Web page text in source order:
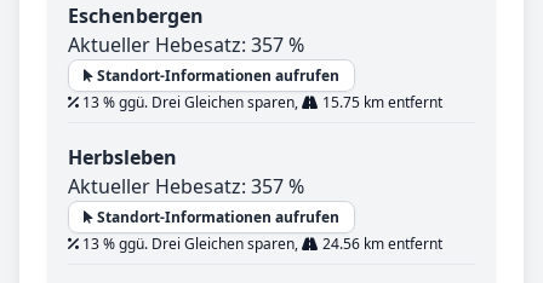
Eschenbergen
Aktueller Hebesatz: 357 %
Standort-Informationen aufrufen
13 % ggü. Drei Gleichen sparen,
15.75 km entfernt
Herbsleben
Aktueller Hebesatz: 357 %
Standort-Informationen aufrufen
13 % ggü. Drei Gleichen sparen,
24.56 km entfernt